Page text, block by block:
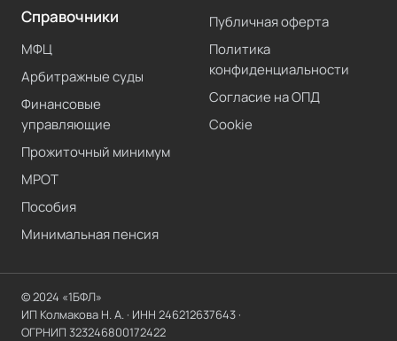
Справочники
МФЦ
Арбитражные суды
Финансовые
управляющие
Прожиточный минимум
МРОТ
Пособия
Минимальная пенсия
Публичная оферта
Политика
конфиденциальности
Согласие на ОПД
Cookie
© 2024 «1БФЛ»
ИП Колмакова Н. А. · ИНН 246212637643 ·
ОГРНИП 323246800172422